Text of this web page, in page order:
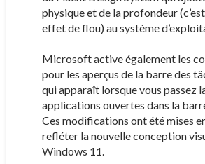
physique et de la profondeur
effet de flou) au système
Microsoft active également les
pour les aperçus de la barre des
qui apparaît lorsque vous passez
applications ouvertes dans la
Ces modifications ont été mises
refléter la nouvelle conception
Windows 11.